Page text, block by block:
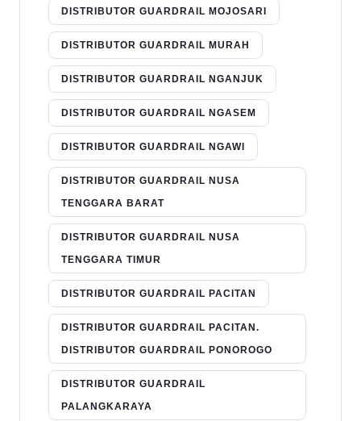
DISTRIBUTOR GUARDRAIL MOJOSARI
DISTRIBUTOR GUARDRAIL MURAH
DISTRIBUTOR GUARDRAIL NGANJUK
DISTRIBUTOR GUARDRAIL NGASEM
DISTRIBUTOR GUARDRAIL NGAWI
DISTRIBUTOR GUARDRAIL NUSA
TENGGARA BARAT
DISTRIBUTOR GUARDRAIL NUSA
TENGGARA TIMUR
DISTRIBUTOR GUARDRAIL PACITAN
DISTRIBUTOR GUARDRAIL PACITAN.
DISTRIBUTOR GUARDRAIL PONOROGO
DISTRIBUTOR GUARDRAIL
PALANGKARAYA